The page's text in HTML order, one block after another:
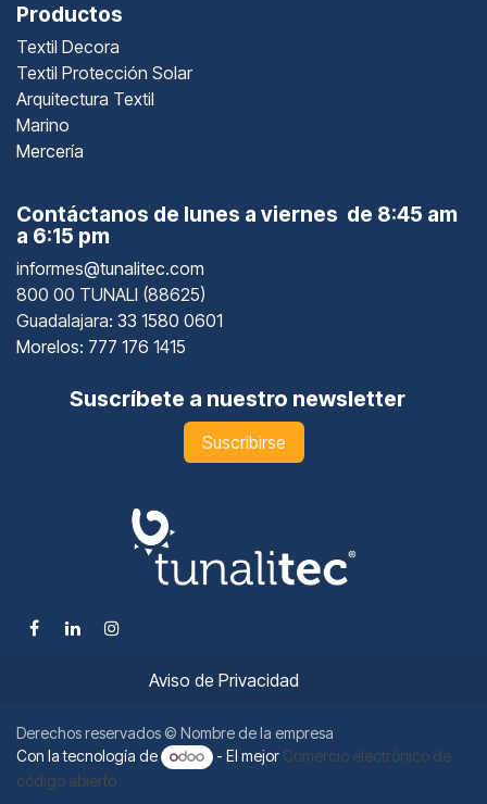
Productos
Textil Decora
Textil Protección Solar
Arquitectura Textil
Marino
Mercería
Contáctanos de lunes a viernes de 8:45 am
a 6:15 pm
informes@tunalitec.com
800 00 TUNALI (88625)
Guadalajara: 33 1580 0601
Morelos: 777 176 1415
Suscríbete a nuestro newsletter
Suscribirse
Aviso de Privacidad
Derechos reservados © Nombre de la empresa
Con la tecnología de
- El mejor Comercio electrónico de
código abierto